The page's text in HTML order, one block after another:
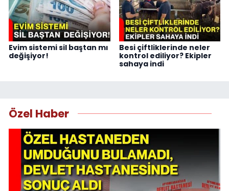
Evim sistemi sil baştan mı
değişiyor!
Besi çiftliklerinde neler
kontrol ediliyor? Ekipler
sahaya indi
Özel Haber